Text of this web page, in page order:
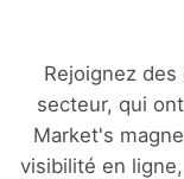
Rejoignez
secteur, qui
Market's
visibilité en